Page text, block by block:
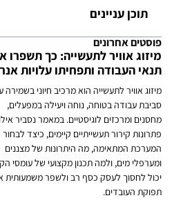
תוכן עניינים
פוסטים אחרונים
מיזוג אוויר לתעשייה: כך תשפרו
תנאי העבודה ותפחיתו עלויות
מיזוג אוויר לתעשייה הוא מרכיב חיוני בשמירה
סביבת עבודה בטוחה, נוחה ויעילה במפעלים,
מחסנים ומרכזים לוגיסטיים. במאמר נסביר אילו
פתרונות קירור תעשייתיים קיימים, כיצד
המערכת המתאימה, מה היתרונות של מצננים
ומערפלי מים, ולמה תכנון מקצועי של עומסי
יכול לחסוך לעסק כסף רב ולשפר משמעותית
תפוקת העובדים.